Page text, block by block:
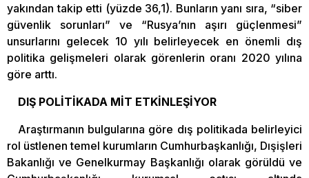
yakından takip etti (yüzde 36,1). Bunların yanı sıra, “siber
güvenlik sorunları” ve “Rusya’nın aşırı güçlenmesi”
unsurlarını gelecek 10 yılı belirleyecek en önemli dış
politika gelişmeleri olarak görenlerin oranı 2020 yılına
göre arttı.
DIŞ POLİTİKADA MİT ETKİNLEŞİYOR
Araştırmanın bulgularına göre dış politikada belirleyici
rol üstlenen temel kurumların Cumhurbaşkanlığı, Dışişleri
Bakanlığı ve Genelkurmay Başkanlığı olarak görüldü ve